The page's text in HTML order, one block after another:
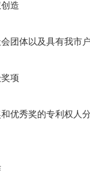
造
体以及具有我市户
项
秀奖的专利权人分